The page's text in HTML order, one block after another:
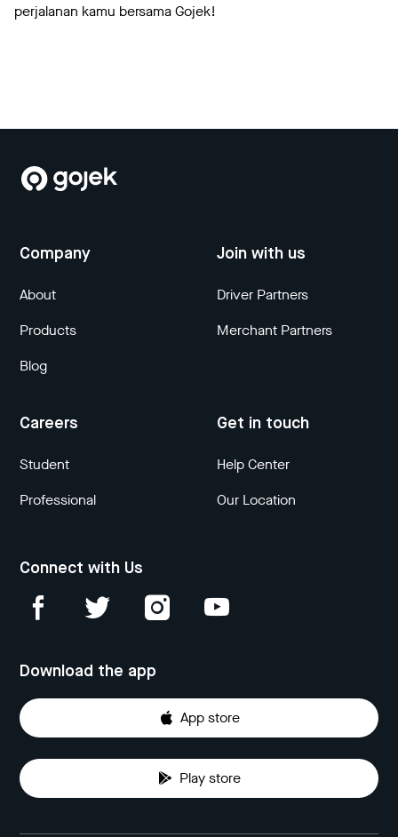
perjalanan kamu bersama Gojek!
Company
About
Products
Blog
Join with us
Driver Partners
Merchant Partners
Careers
Student
Professional
Get in touch
Help Center
Our Location
Connect with Us
Download the app
App store
Play store